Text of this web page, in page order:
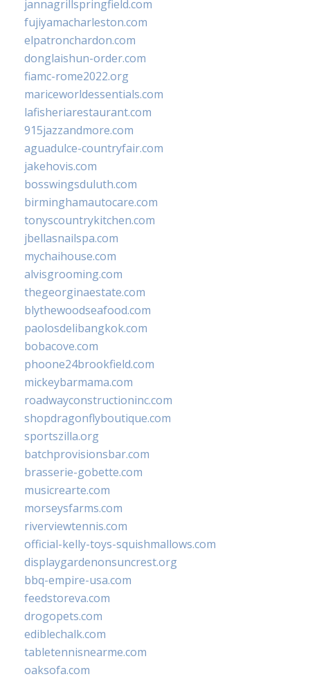
jannagrillspringfield.com
fujiyamacharleston.com
elpatronchardon.com
donglaishun-order.com
fiamc-rome2022.org
mariceworldessentials.com
lafisheriarestaurant.com
915jazzandmore.com
aguadulce-countryfair.com
jakehovis.com
bosswingsduluth.com
birminghamautocare.com
tonyscountrykitchen.com
jbellasnailspa.com
mychaihouse.com
alvisgrooming.com
thegeorginaestate.com
blythewoodseafood.com
paolosdelibangkok.com
bobacove.com
phoone24brookfield.com
mickeybarmama.com
roadwayconstructioninc.com
shopdragonflyboutique.com
sportszilla.org
batchprovisionsbar.com
brasserie-gobette.com
musicrearte.com
morseysfarms.com
riverviewtennis.com
official-kelly-toys-squishmallows.com
displaygardenonsuncrest.org
bbq-empire-usa.com
feedstoreva.com
drogopets.com
ediblechalk.com
tabletennisnearme.com
oaksofa.com